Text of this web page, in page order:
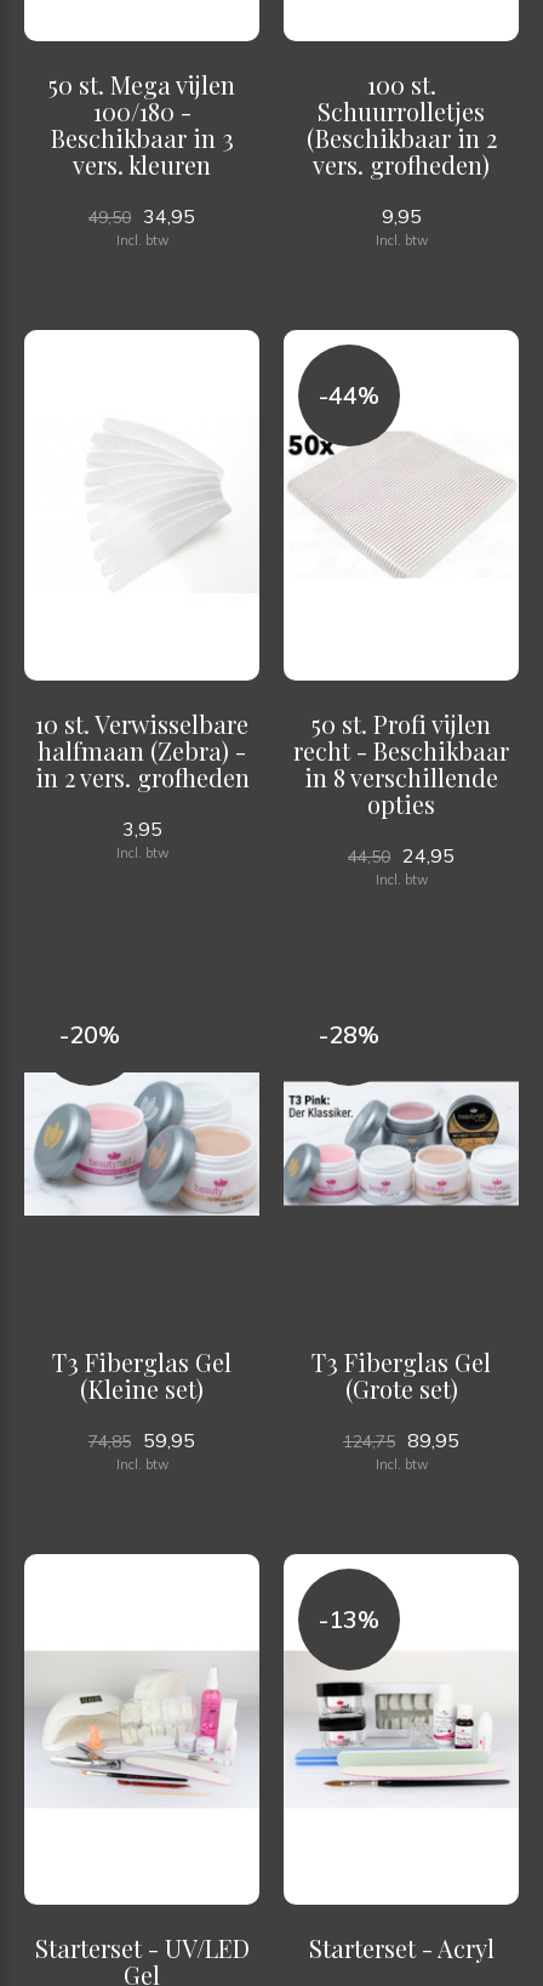
50 st. Mega vijlen
100/180 -
Beschikbaar in 3
vers. kleuren
49,50 34,95
Incl. btw
100 st.
Schuurrolletjes
(Beschikbaar in 2
vers. grofheden)
9,95
Incl. btw
10 st. Verwisselbare
halfmaan (Zebra) -
in 2 vers. grofheden
3,95
Incl. btw
-44%
50 st. Profi vijlen
recht - Beschikbaar
in 8 verschillende
opties
44,50 24,95
Incl. btw
-20%
T3 Fiberglas Gel
(Kleine set)
74,85 59,95
Incl. btw
-28%
T3 Fiberglas Gel
(Grote set)
124,75 89,95
Incl. btw
Starterset - UV/LED
Gel
-13%
Starterset - Acryl